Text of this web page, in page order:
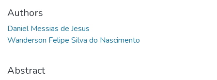
Authors
Daniel Messias de Jesus
Wanderson Felipe Silva do Nascimento
Abstract